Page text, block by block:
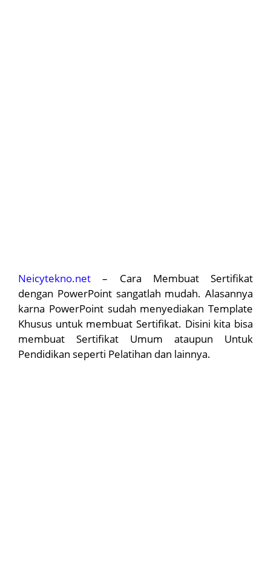
Neicytekno.net – Cara Membuat Sertifikat
dengan PowerPoint sangatlah mudah. Alasannya
karna PowerPoint sudah menyediakan Template
Khusus untuk membuat Sertifikat. Disini kita bisa
membuat Sertifikat Umum ataupun Untuk
Pendidikan seperti Pelatihan dan lainnya.